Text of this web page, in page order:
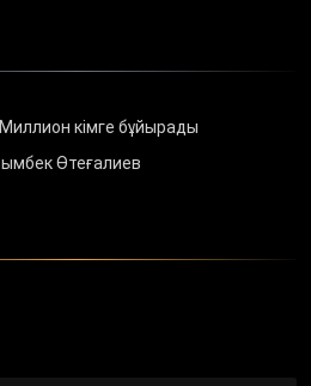
кімге бұйырады
Өтеғалиев